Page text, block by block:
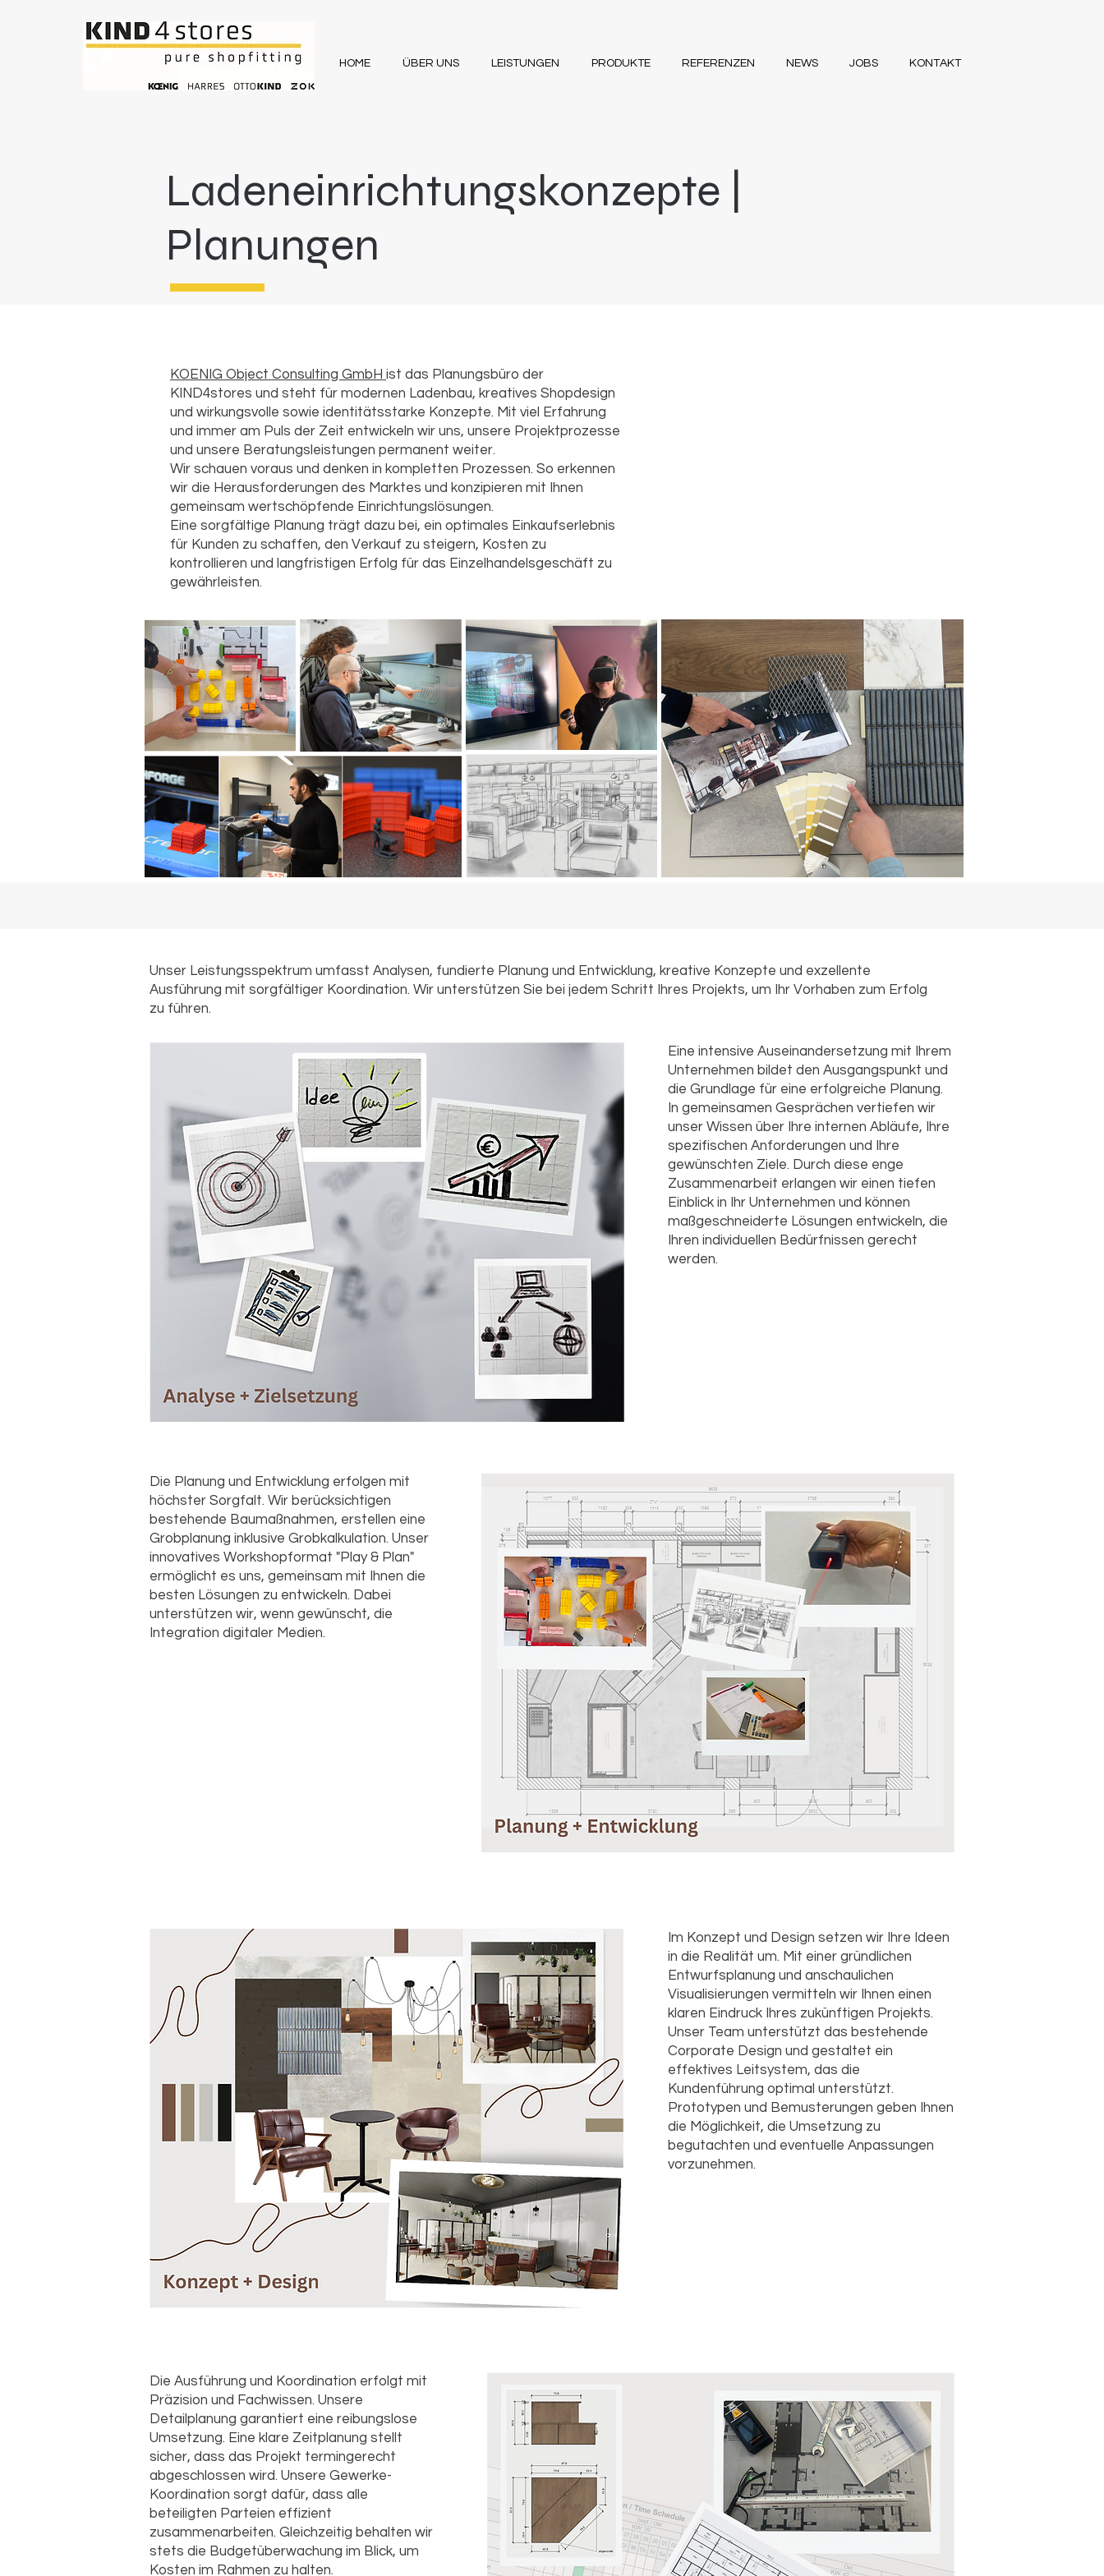
HOME ÜBER UNS LEISTUNGEN PRODUKTE REFERENZEN NEWS JOBS KONTAKT
Ladeneinrichtungskonzepte |
Planungen
KOENIG Object Consulting GmbH ist das Planungsbüro der
KIND4stores und steht für modernen Ladenbau, kreatives Shopdesign
und wirkungsvolle sowie identitätsstarke Konzepte. Mit viel Erfahrung
und immer am Puls der Zeit entwickeln wir uns, unsere Projektprozesse
und unsere Beratungsleistungen permanent weiter.
Wir schauen voraus und denken in kompletten Prozessen. So erkennen
wir die Herausforderungen des Marktes und konzipieren mit Ihnen
gemeinsam wertschöpfende Einrichtungslösungen.
Eine sorgfältige Planung trägt dazu bei, ein optimales Einkaufserlebnis
für Kunden zu schaffen, den Verkauf zu steigern, Kosten zu
kontrollieren und langfristigen Erfolg für das Einzelhandelsgeschäft zu
gewährleisten.
Unser Leistungsspektrum umfasst Analysen, fundierte Planung und Entwicklung, kreative Konzepte und exzellente
Ausführung mit sorgfältiger Koordination. Wir unterstützen Sie bei jedem Schritt Ihres Projekts, um Ihr Vorhaben zum Erfolg
zu führen.
Eine intensive Auseinandersetzung mit Ihrem
Unternehmen bildet den Ausgangspunkt und
die Grundlage für eine erfolgreiche Planung.
In gemeinsamen Gesprächen vertiefen wir
unser Wissen über Ihre internen Abläufe, Ihre
spezifischen Anforderungen und Ihre
gewünschten Ziele. Durch diese enge
Zusammenarbeit erlangen wir einen tiefen
Einblick in Ihr Unternehmen und können
maßgeschneiderte Lösungen entwickeln, die
Ihren individuellen Bedürfnissen gerecht
werden.
Die Planung und Entwicklung erfolgen mit
höchster Sorgfalt. Wir berücksichtigen
bestehende Baumaßnahmen, erstellen eine
Grobplanung inklusive Grobkalkulation. Unser
innovatives Workshopformat "Play & Plan"
ermöglicht es uns, gemeinsam mit Ihnen die
besten Lösungen zu entwickeln. Dabei
unterstützen wir, wenn gewünscht, die
Integration digitaler Medien.
Im Konzept und Design setzen wir Ihre Ideen
in die Realität um. Mit einer gründlichen
Entwurfsplanung und anschaulichen
Visualisierungen vermitteln wir Ihnen einen
klaren Eindruck Ihres zukünftigen Projekts.
Unser Team unterstützt das bestehende
Corporate Design und gestaltet ein
effektives Leitsystem, das die
Kundenführung optimal unterstützt.
Prototypen und Bemusterungen geben Ihnen
die Möglichkeit, die Umsetzung zu
begutachten und eventuelle Anpassungen
vorzunehmen.
Die Ausführung und Koordination erfolgt mit
Präzision und Fachwissen. Unsere
Detailplanung garantiert eine reibungslose
Umsetzung. Eine klare Zeitplanung stellt
sicher, dass das Projekt termingerecht
abgeschlossen wird. Unsere Gewerke-
Koordination sorgt dafür, dass alle
beteiligten Parteien effizient
zusammenarbeiten. Gleichzeitig behalten wir
stets die Budgetüberwachung im Blick, um
Kosten im Rahmen zu halten.